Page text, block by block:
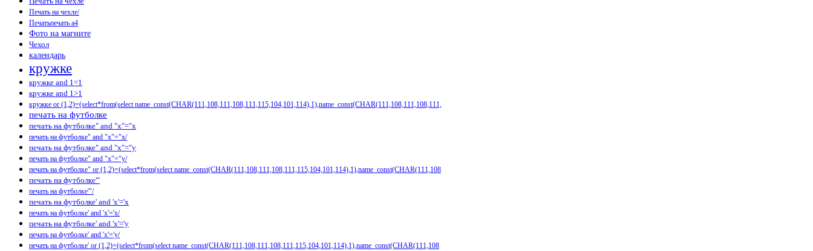
Печать на чехле/
Печатьпечать а4
Фото на магните
Чехол
календарь
кружке
кружке and 1=1
кружке and 1>1
кружке or (1,2)=(select*from(select name_const(CHAR(111,108,111,108,111,115,104,101,114),1),name_const(CHAR(111,108,111,108,111,
печать на футболке
печать на футболке" and "x"="x
печать на футболке" and "x"="x/
печать на футболке" and "x"="y
печать на футболке" and "x"="y/
печать на футболке" or (1,2)=(select*from(select name_const(CHAR(111,108,111,108,111,115,104,101,114),1),name_const(CHAR(111,108
печать на футболке'"
печать на футболке'"/
печать на футболке' and 'x'='x
печать на футболке' and 'x'='x/
печать на футболке' and 'x'='y
печать на футболке' and 'x'='y/
печать на футболке' or (1,2)=(select*from(select name_const(CHAR(111,108,111,108,111,115,104,101,114),1),name_const(CHAR(111,108